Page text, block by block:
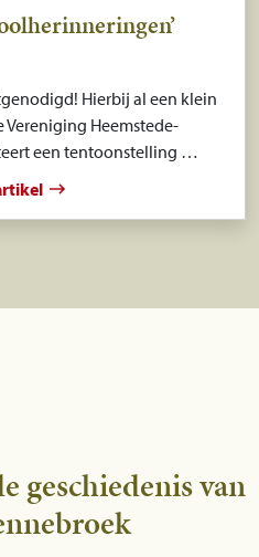
Hierbij al een klein
Heemstede-
een tentoonstelling …
geschiedenis van